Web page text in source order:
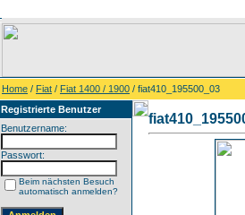
Home / Fiat / Fiat 1400 / 1900 / fiat410_195500_03
Registrierte Benutzer
Benutzername:
Passwort:
Beim nächsten Besuch
automatisch anmelden?